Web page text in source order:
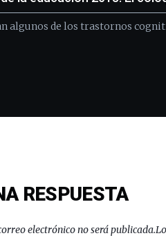
algunos de los trastornos
RESPUESTA
electrónico no será publicada.